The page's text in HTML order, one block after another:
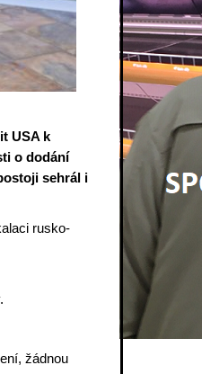
USA k
o dodání
sehrál i
rusko-
žádnou